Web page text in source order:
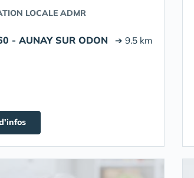
LOCALE ADMR
- AUNAY SUR ODON ➔ 9.5 km